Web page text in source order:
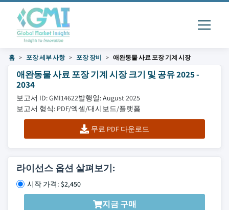
홈 포장 세부 사항 포장 장비 애완동물 사료 포장 기계 시장
애완동물 사료 포장 기계 시장 크기 및 공유 2025 -
2034
보고서 ID: GMI14622발행일: August 2025
보고서 형식: PDF/엑셀/대시보드/플랫폼
무료 PDF 다운로드
라이선스 옵션 살펴보기:
시작 가격: $2,450
지금 구매